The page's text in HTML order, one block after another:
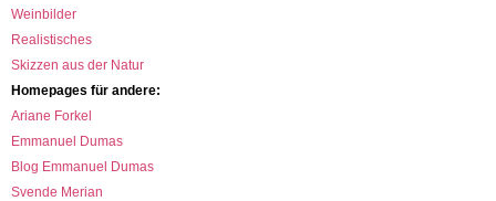
Weinbilder
Realistisches
Skizzen aus der Natur
Homepages für andere:
Ariane Forkel
Emmanuel Dumas
Blog Emmanuel Dumas
Svende Merian